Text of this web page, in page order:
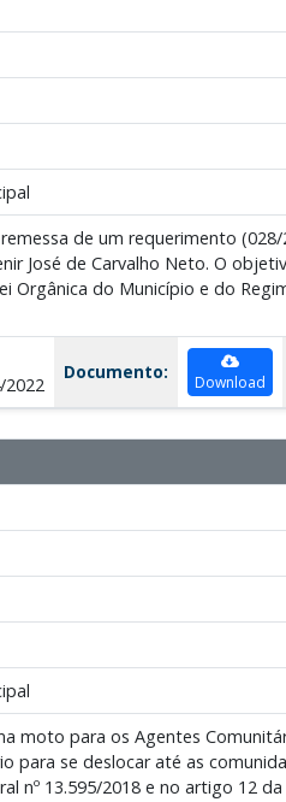
de um requerimento
José de Carvalho Neto. O
Orgânica do Município e do
2022
Documento: Download
moto para os Agentes
para se deslocar até as
nº 13.595/2018 e no artigo 12